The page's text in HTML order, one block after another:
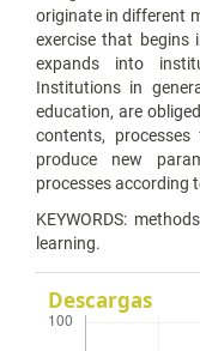
originate in different
exercise that begins
expands into
Institutions in
education, are
contents,
produce new
processes according
KEYWORDS:
learning.
Descargas